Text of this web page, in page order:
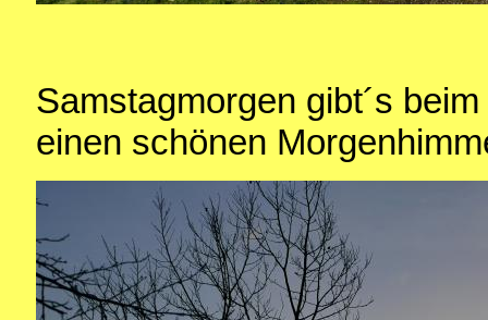
Samstagmorgen gibt´s
einen schönen